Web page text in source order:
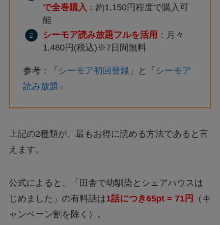
で全巻購入 ：約1,150円程度で購入可
能
シーモア読み放題フルを活用 ：月々
1,480円(税込)※7日間無料
参考：「 シーモア初回登録」と「 シーモア
読み放題 」
上記の2種類が、最もお得に読める方法であると言
えます。
公式によると、「田舎で幼馴染とシェアハウスは
じめました」の有料話は1話につき65pt = 71円
（キ
ャンペーン割を除く）。